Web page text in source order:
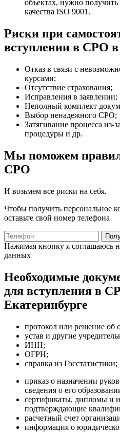
объектах, нужно
качества ISO 9001.
Риски при
вступлении в СРО в
Отказ в связи с
курсами;
Отсутствие страхования;
Исправления в заявлении;
Неполный комплект
Выбор ненадежного СРО;
Затягивание процесса из-
процедуры и др.
Мы поможем
СРО
И возьмем все риски на себя.
Чтобы получить персональное
оставьте свой номер телефона
Нажимая кнопку я соглашаюсь
данных
Необходимые
для вступления в
Екатеринбурге
протокол или решение об
устав и другие
ИНН;
ОГРН;
справка из Госстатистики;
приказ о назначении
сведения о его
сертификаты, дипломы и
подтверждающие
расчетный счет
информация о